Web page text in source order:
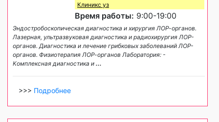
Клиникс уз
Время работы: 9:00-19:00
Эндостробоскопическая диагностика и хирургия ЛОР-органов.
Лазерная, ультразвуковая диагностика и радиохирургия ЛОР-
органов. Диагностика и лечение грибковых заболеваний ЛОР-
органов. Физиотерапия ЛОР-органов Лаборатория: -
Комплексная диагностика и ...
>>> Подробнее